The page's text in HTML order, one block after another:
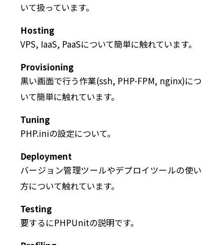
いて扱っています。
Hosting
VPS, IaaS, PaaSについて簡単に触れています。
Provisioning
黒い画面で行う作業(ssh, PHP-FPM, nginx)につ
いて簡単に触れています。
Tuning
PHP.iniの設定について。
Deployment
バージョン管理ツールやデプロイツールの使い
方について触れています。
Testing
要するにPHPUnitの説明です。